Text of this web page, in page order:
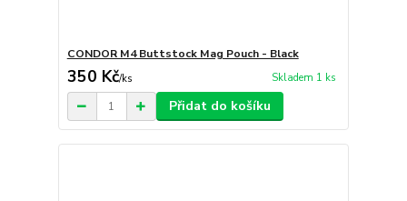
CONDOR M4 Buttstock Mag Pouch - Black
350 Kč/ks Skladem 1 ks
Přidat do košíku